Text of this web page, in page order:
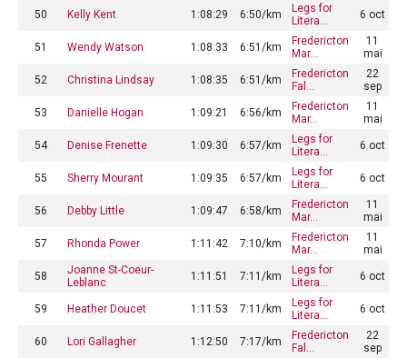
50 Kelly Kent 1:08:29 6:50/km
Legs for
Litera…
6 oct
51 Wendy Watson 1:08:33 6:51/km
Fredericton
Mar…
11
mai
52 Christina Lindsay 1:08:35 6:51/km
Fredericton
Fal…
22
sep
53 Danielle Hogan 1:09:21 6:56/km
Fredericton
Mar…
11
mai
54 Denise Frenette 1:09:30 6:57/km
Legs for
Litera…
6 oct
55 Sherry Mourant 1:09:35 6:57/km
Legs for
Litera…
6 oct
56 Debby Little 1:09:47 6:58/km
Fredericton
Mar…
11
mai
57 Rhonda Power 1:11:42 7:10/km
Fredericton
Mar…
11
mai
58
Joanne St-Coeur-
Leblanc
1:11:51 7:11/km
Legs for
Litera…
6 oct
59 Heather Doucet 1:11:53 7:11/km
Legs for
Litera…
6 oct
60 Lori Gallagher 1:12:50 7:17/km
Fredericton
Fal…
22
sep